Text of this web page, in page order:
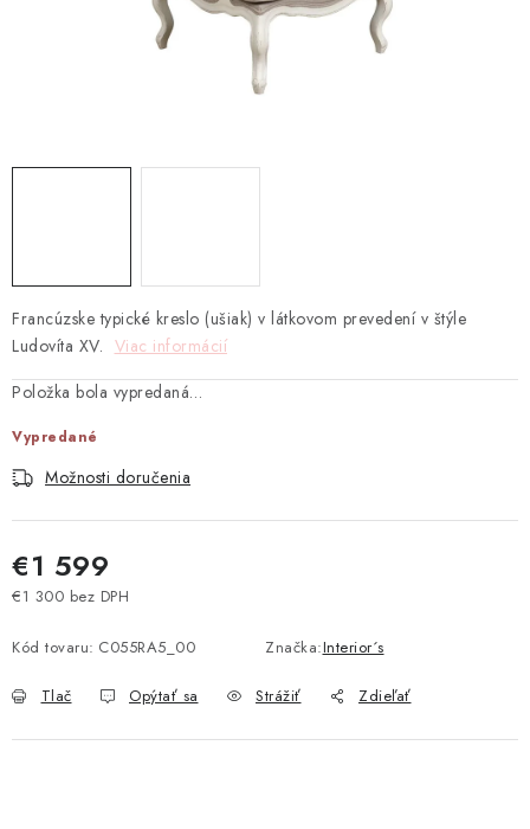
VŠETKY PRODUKTY
Ako nakupovať
Podmienky ochrany osobných údajov
Francúzske typické kreslo (ušiak) v látkovom prevedení v štýle
Ludovíta XV. Viac informácií
Položka bola vypredaná…
Vypredané
Možnosti doručenia
€1 599
€1 300 bez DPH
Kód tovaru: C055RA5_00 Značka:Interior´s
Tlač Opýtať sa Strážiť Zdieľať